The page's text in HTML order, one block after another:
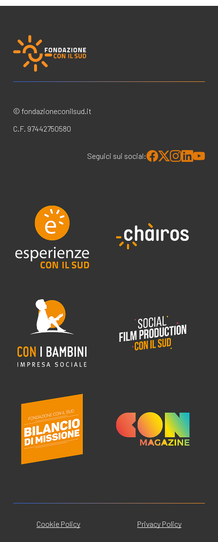
© fondazioneconilsud.it
C.F. 97442750580
Seguici sui social:
Cookie Policy Privacy Policy